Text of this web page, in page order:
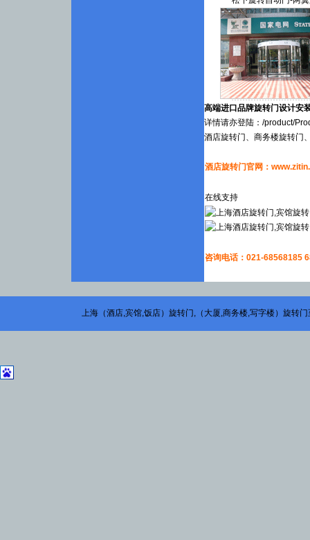
高端进口品牌旋转门设计安
详情请亦登陆： /product/
酒店旋转门、商务楼旋转门
酒店旋转门官网：
在线支持
咨询电话：021-68568185
上海（酒店,宾馆,饭店）旋转门,（大厦,商务楼,写字楼）旋